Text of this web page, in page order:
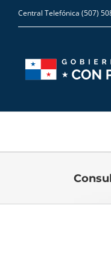
Central Telefónica (507)